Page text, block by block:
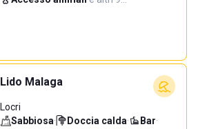
Lido Malaga
Locri
Sabbiosa· Doccia calda· Bar·